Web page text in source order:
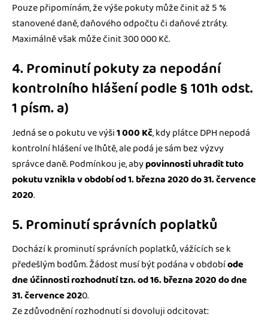
Pouze připomínám, že výše pokuty může činit až 5 %
stanovené daně, daňového odpočtu či daňové ztráty.
Maximálně však může činit 300 000 Kč.
4. Prominutí pokuty za nepodání
kontrolního hlášení podle § 101h odst.
1 písm. a)
Jedná se o pokutu ve výši1 000 Kč, kdy plátce DPH nepodá
kontrolní hlášení ve lhůtě, ale podá je sám bez výzvy
správce daně. Podmínkou je, abypovinnosti uhradit tuto
pokutu vznikla v období od 1. března 2020 do 31. července
2020.
5. Prominutí správních poplatků
Dochází k prominutí správních poplatků, vážících se k
předešlým bodům. Žádost musí být podána v obdobíode
dne účinnosti rozhodnutí tzn. od 16. března 2020 do dne
31. července 2020.
Ze zdůvodnění rozhodnutí si dovoluji odcitovat: